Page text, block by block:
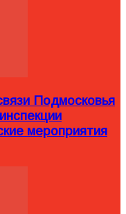
Подмосковья
мероприятия